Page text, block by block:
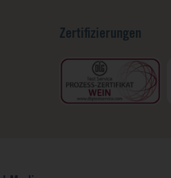
Zertifizierungen